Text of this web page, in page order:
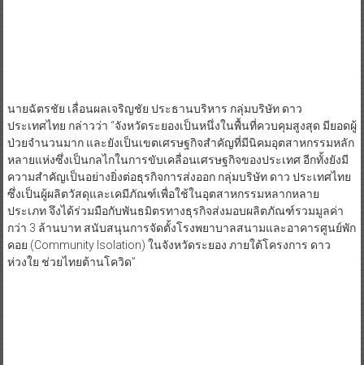
นายฉัตรชัย เลื่อนผลเจริญชัย ประธานบริหาร กลุ่มบริษัท ดาว
ประเทศไทย กล่าวว่า “จังหวัดระยองเป็นหนึ่งในพื้นที่ควบคุมสูงสุด มียอดผู้
ป่วยจำนวนมาก และยังเป็นเขตเศรษฐกิจสำคัญที่มีนิคมอุตสาหกรรมหลัก
หลายแห่งซึ่งเป็นกลไกในการขับเคลื่อนเศรษฐกิจของประเทศ อีกทั้งยังมี
ความสำคัญเป็นอย่างยิ่งต่อธุรกิจการส่งออก กลุ่มบริษัท ดาว ประเทศไทย
ซึ่งเป็นผู้ผลิตวัสดุและเคมีภัณฑ์เพื่อใช้ในอุตสาหกรรมหลากหลาย
ประเภท จึงได้ร่วมมือกับพันธมิตรทางธุรกิจส่งมอบผลิตภัณฑ์รวมมูลค่า
กว่า 3 ล้านบาท สนับสนุนการจัดตั้งโรงพยาบาลสนามและอาคารศูนย์พัก
คอย (Community Isolation) ในจังหวัดระยอง ภายใต้โครงการ ดาว
ห่วงใย ช่วยไทยต้านโควิด”